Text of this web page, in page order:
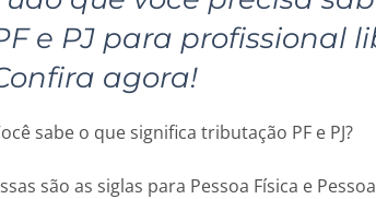
e PJ para profissional
agora!
sabe o que significa tributação PF e PJ?
são as siglas para Pessoa Física e